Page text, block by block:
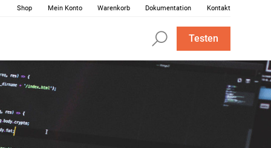
Shop Mein Konto Warenkorb Dokumentation Kontakt
Testen